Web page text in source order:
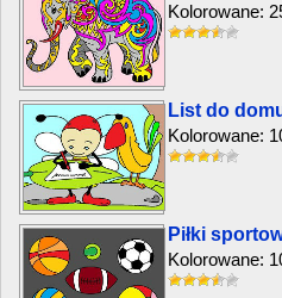
Kolorowane:
List do
Kolorowane:
Piłki
Kolorowane: